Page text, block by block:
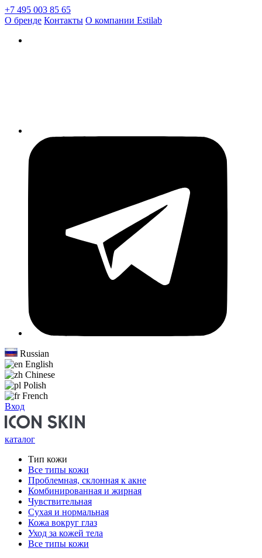
+7 495 003 85 65
О бренде Контакты О компании Estilab
Russian
English
Chinese
Polish
French
Вход
каталог
Тип кожи
Все типы кожи
Проблемная, склонная к акне
Комбинированная и жирная
Чувствительная
Сухая и нормальная
Кожа вокруг глаз
Уход за кожей тела
Все типы кожи